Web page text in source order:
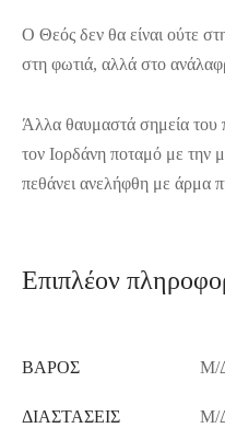
Ο Θεός δεν θα είναι ούτε
στη φωτιά, αλλά στο
Άλλα θαυμαστά σημεία του
τον Ιορδάνη ποταμό με την
πεθάνει ανελήφθη με άρμα
Επιπλέον
ΒΆΡΟΣ Μ/
ΔΙΑΣΤΆΣΕΙΣ Μ/